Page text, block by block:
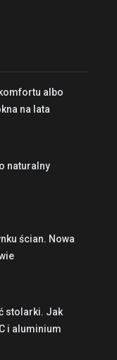
albo
na lata
naturalny
ścian. Nowa
stolarki. Jak
i aluminium